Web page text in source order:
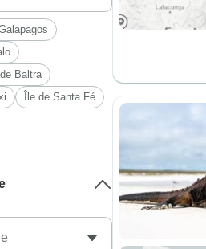
de Baltra
Île de Santa Fé